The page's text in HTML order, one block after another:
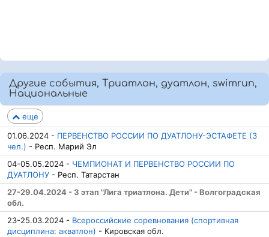
Другие события, Триатлон, дуатлон, swimrun,
Национальные
еще
01.06.2024 - ПЕРВЕНСТВО РОССИИ ПО ДУАТЛОНУ-ЭСТАФЕТЕ (3
чел.) - Респ. Марий Эл
04-05.05.2024 - ЧЕМПИОНАТ И ПЕРВЕНСТВО РОССИИ ПО
ДУАТЛОНУ - Респ. Татарстан
27-29.04.2024 - 3 этап "Лига триатлона. Дети" - Волгоградская
обл.
23-25.03.2024 - Всероссийские соревнования (спортивная
дисциплина: акватлон) - Кировская обл.